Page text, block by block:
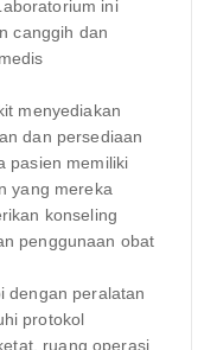
ini
canggih dan
menyediakan
dan persediaan
pasien memiliki
yang mereka
konseling
penggunaan obat
dengan peralatan
protokol
ruang operasi